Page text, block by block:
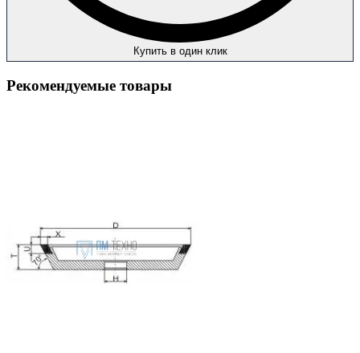
Купить в один клик
Рекомендуемые товары